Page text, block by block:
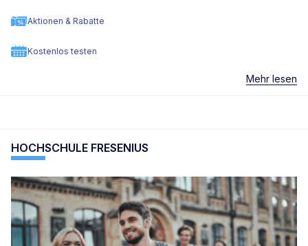
Aktionen & Rabatte
Kostenlos testen
Mehr lesen
HOCHSCHULE FRESENIUS